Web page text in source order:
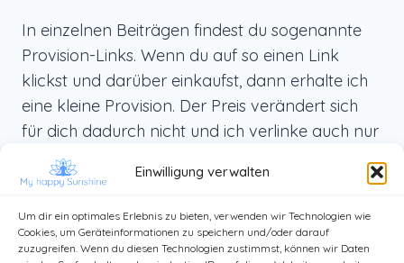
Einwilligung verwalten
Um dir ein optimales Erlebnis zu bieten, verwenden wir Technologien wie
Cookies, um Geräteinformationen zu speichern und/oder darauf
zuzugreifen. Wenn du diesen Technologien zustimmst, können wir Daten
In einzelnen Beiträgen findest du sogenannte
Provision-Links. Wenn du auf so einen Link
klickst und darüber einkaufst, dann erhalte ich
eine kleine Provision. Der Preis verändert sich
für dich dadurch nicht und ich verlinke auch nur
Produkte, die ich selbst benutze und die ich dir
von ganzem Herzen weiterempfehlen kann.